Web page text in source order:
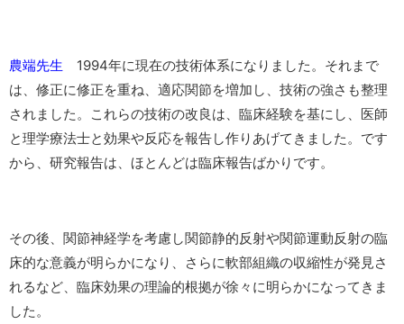
農端先生 1994年に現在の技術体系になりました。それまで
は、修正に修正を重ね、適応関節を増加し、技術の強さも整理
されました。これらの技術の改良は、臨床経験を基にし、医師
と理学療法士と効果や反応を報告し作りあげてきました。です
から、研究報告は、ほとんどは臨床報告ばかりです。
その後、関節神経学を考慮し関節静的反射や関節運動反射の臨
床的な意義が明らかになり、さらに軟部組織の収縮性が発見さ
れるなど、臨床効果の理論的根拠が徐々に明らかになってきま
した。